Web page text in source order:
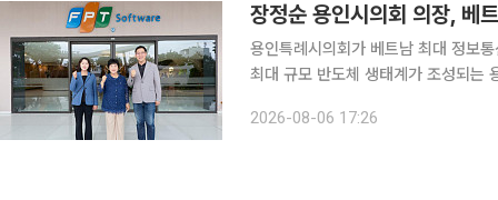
장정순 용인시의회 의장, 베
용인특례시의회가 베트남 최대 정보
최대 규모 반도체 생태계가 조성되는 용인
연구개발(R&D)센터와 FPT 소프트웨
2026-08-06 17:26